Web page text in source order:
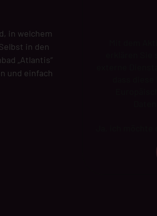
in welchem
in den
„Atlantis“
und einfach